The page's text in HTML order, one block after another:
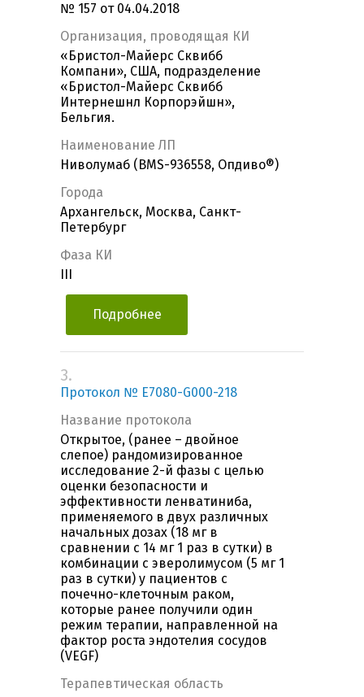
№ 157 от 04.04.2018
Организация, проводящая КИ
«Бристол-Майерс Сквибб
Компани», США, подразделение
«Бристол-Майерс Сквибб
Интернешнл Корпорэйшн»,
Бельгия.
Наименование ЛП
Ниволумаб (BMS-936558, Опдиво®)
Города
Архангельск, Москва, Санкт-
Петербург
Фаза КИ
Подробнее
3.
Протокол № E7080-G000-218
Название протокола
Открытое, (ранее – двойное
слепое) рандомизированное
исследование 2-й фазы с целью
оценки безопасности и
эффективности ленватиниба,
применяемого в двух различных
начальных дозах (18 мг в
сравнении с 14 мг 1 раз в сутки) в
комбинации с эверолимусом (5 мг 1
раз в сутки) у пациентов с
почечно-клеточным раком,
которые ранее получили один
режим терапии, направленной на
фактор роста эндотелия сосудов
(VEGF)
Терапевтическая область